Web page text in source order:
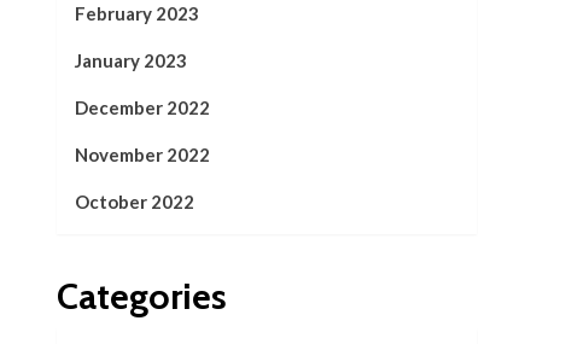
February 2023
January 2023
December 2022
November 2022
October 2022
Categories